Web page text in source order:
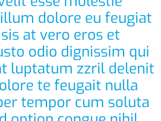
dolore eu feugiat
at vero eros et
odio dignissim qui
luptatum zzril delenit
te feugait nulla
tempor cum soluta